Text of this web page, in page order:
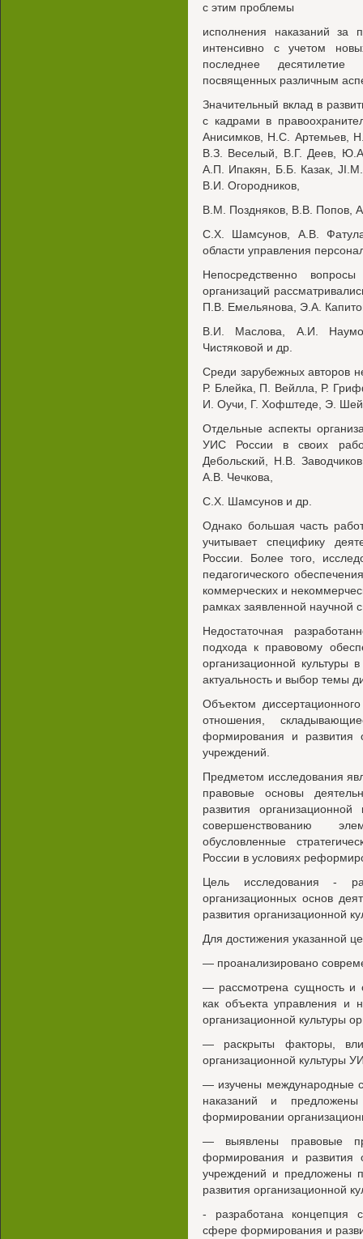
с этим проблемы
исполнения наказаний за
интенсивно с учетом
последнее
посвященных различным
Значительный вклад в
с кадрами в
Анисимков, Н.С. Артемьев,
В.З. Веселый, В.Г. Деев,
А.П. Ипакян, Б.Б. Казак,
В.И. Огородников,
B.М. Поздняков, В.В. Попов,
C.Х. Шамсунов, A.B.
области управления
Непосредственно
организаций
П.В. Емельянова, Э.А.
B.И. Маслова, А.И.
Чистяковой и др.
Среди зарубежных авторов
Р. Блейка, П. Вейлла, Р.
И. Оучи, Г. Хофштеде, Э.
Отдельные аспекты
УИС России в своих
Дебольский, Н.В.
A.B. Чечкова,
C.Х. Шамсунов и др.
Однако большая часть
учитывает специфику
России. Более того,
педагогического
коммерческих и
рамках заявленной научной
Недостаточная
подхода к правовому
организационной культуры
актуальность и выбор темы
Объектом
отношения,
формирования и развития
учреждений.
Предметом исследования
правовые основы
развития
совершенствованию
обусловленные
России в условиях
Цель исследования -
организационных основ
развития организационной
Для достижения указанной
— проанализировано
— рассмотрена сущность и
как объекта управления и
организационной культуры
— раскрыты факторы,
организационной культуры
— изучены международные
наказаний и
формировании
— выявлены правовые
формирования и развития
учреждений и предложены
развития организационной
- разработана концепция
сфере формирования и